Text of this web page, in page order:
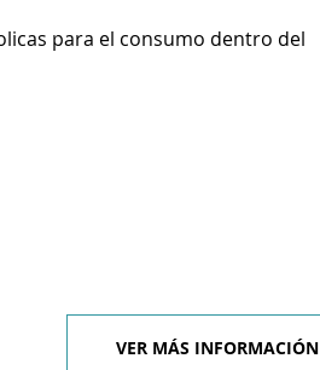
para el consumo dentro del
VER MÁS INFORMACIÓN